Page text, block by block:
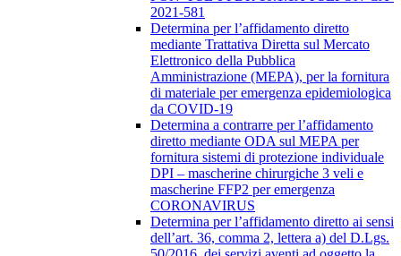
2021-581
Determina per l’affidamento diretto
mediante Trattativa Diretta sul Mercato
Elettronico della Pubblica
Amministrazione (MEPA), per la fornitura
di materiale per emergenza epidemiologica
da COVID-19
Determina a contrarre per l’affidamento
diretto mediante ODA sul MEPA per
fornitura sistemi di protezione individuale
DPI – mascherine chirurgiche 3 veli e
mascherine FFP2 per emergenza
CORONAVIRUS
Determina per l’affidamento diretto ai sensi
dell’art. 36, comma 2, lettera a) del D.Lgs.